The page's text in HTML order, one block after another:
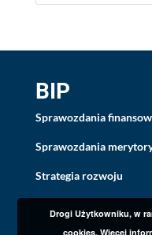
BIP
Sprawozdania
Sprawozdania
Strategia rozwoju
Drogi Użytkowniku, w
cookies. Więcej